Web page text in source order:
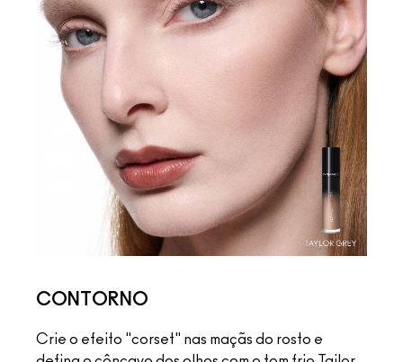
CONTORNO
Crie o efeito "corset" nas maçãs do rosto e